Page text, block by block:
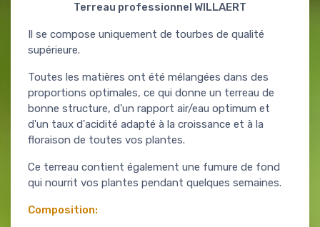
Terreau professionnel WILLAERT
Il se compose uniquement de tourbes de qualité
supérieure.
Toutes les matières ont été mélangées dans des
proportions optimales, ce qui donne un terreau de
bonne structure, d'un rapport air/eau optimum et
d'un taux d'acidité adapté à la croissance et à la
floraison de toutes vos plantes.
Ce terreau contient également une fumure de fond
qui nourrit vos plantes pendant quelques semaines.
Composition: